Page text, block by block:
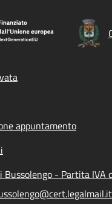
menu
appuntamento
Bussolengo - Partita